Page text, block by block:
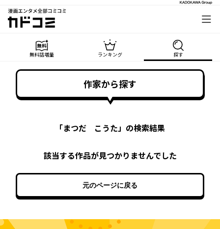
漫画エンタメ全部コミコミ
カドコミ
無料話増量 ランキング 探す
作家から探す
「まつだ こうた」の検索結果
該当する作品が見つかりませんでした
元のページに戻る